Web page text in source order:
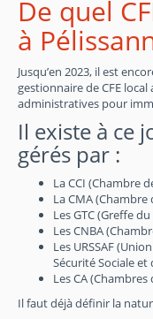
De quel
à
Jusqu’en 2023, il est
gestionnaire de CFE
administratives pour
Il existe à ce
gérés par :
La CCI (Chambre
La CMA
Les GTC (Greffe
Les CNBA
Les URSSAF
Sécurité Sociale
Les CA
Il faut déjà définir la